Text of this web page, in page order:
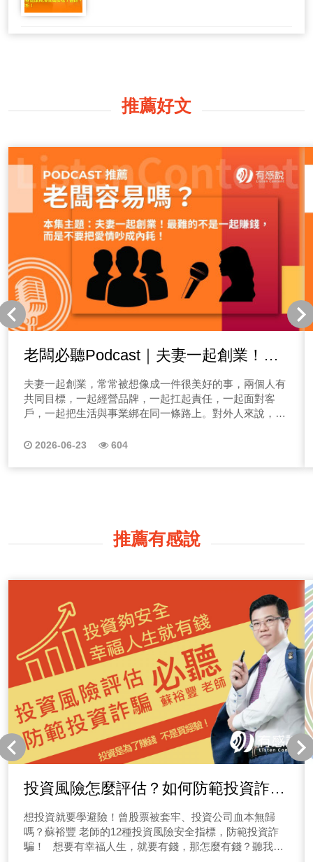
推薦好文
老闆必聽Podcast｜夫妻一起創業！最
難的不是一起賺錢，而是不要把愛情吵
成內耗！
夫妻一起創業，常常被想像成一件很美好的事，兩個人有
共同目標，一起經營品牌，一起扛起責任，一起面對客
戶，一起把生活與事業綁在同一條路上。對外人來說，這
伴侶，成功時一起慶祝，辛苦時一起承擔。
2026-06-23 604
推薦有感說
投資風險怎麼評估？如何防範投資詐
騙？投資前必學避險課程！
想投資就要學避險！曾股票被套牢、投資公司血本無歸
嗎？蘇裕豐 老師的12種投資風險安全指標，防範投資詐
騙！ 想要有幸福人生，就要有錢，那怎麼有錢？聽我的